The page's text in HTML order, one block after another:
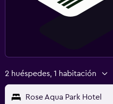
2 huéspedes, 1 habitación
Rose Aqua Park Hotel